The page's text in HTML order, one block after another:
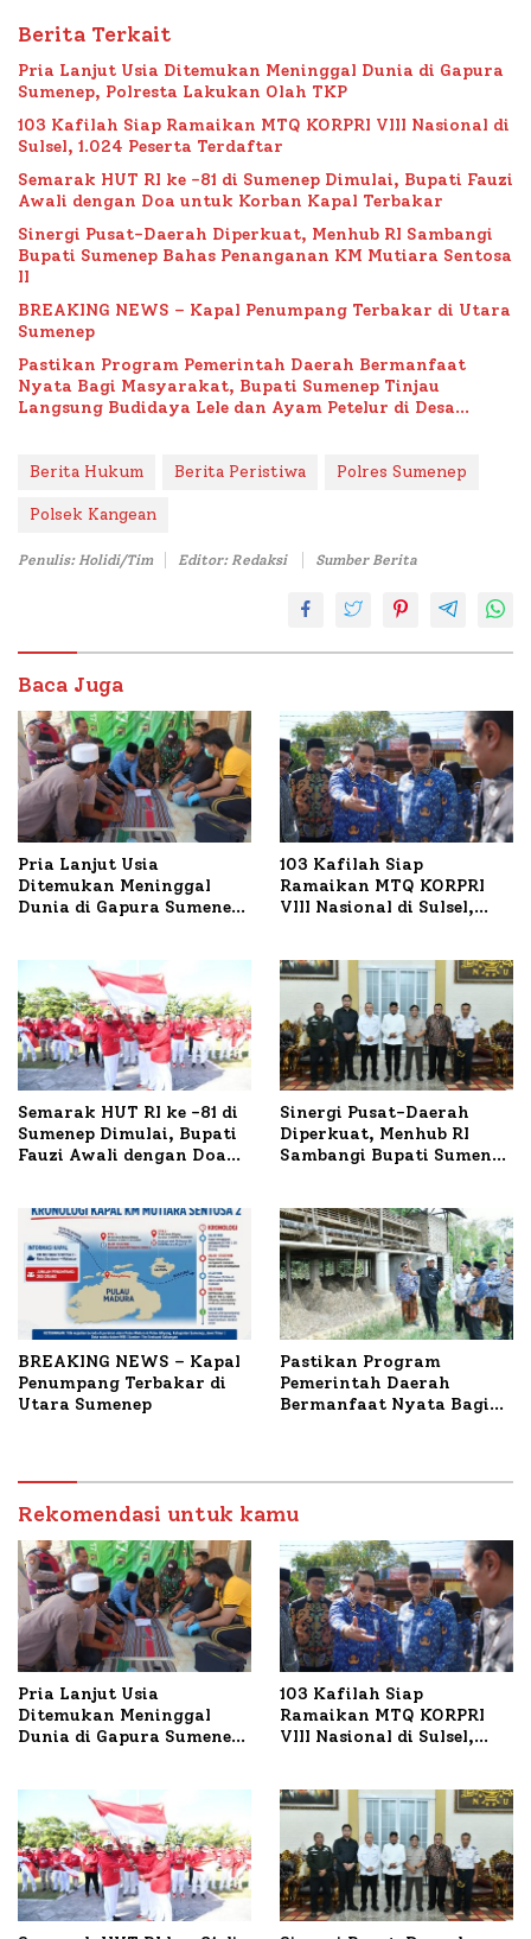
Berita Terkait
Pria Lanjut Usia Ditemukan Meninggal Dunia di Gapura
Sumenep, Polresta Lakukan Olah TKP
103 Kafilah Siap Ramaikan MTQ KORPRI VIII Nasional di
Sulsel, 1.024 Peserta Terdaftar
Semarak HUT RI ke -81 di Sumenep Dimulai, Bupati Fauzi
Awali dengan Doa untuk Korban Kapal Terbakar
Sinergi Pusat-Daerah Diperkuat, Menhub RI Sambangi
Bupati Sumenep Bahas Penanganan KM Mutiara Sentosa
II
BREAKING NEWS – Kapal Penumpang Terbakar di Utara
Sumenep
Pastikan Program Pemerintah Daerah Bermanfaat
Nyata Bagi Masyarakat, Bupati Sumenep Tinjau
Langsung Budidaya Lele dan Ayam Petelur di Desa
Berita Hukum Berita Peristiwa Polres Sumenep
Polsek Kangean
Penulis: Holidi/Tim Editor: Redaksi Sumber Berita
Baca Juga
Pria Lanjut Usia
Ditemukan Meninggal
Dunia di Gapura Sumenep,
103 Kafilah Siap
Ramaikan MTQ KORPRI
VIII Nasional di Sulsel,
Semarak HUT RI ke -81 di
Sumenep Dimulai, Bupati
Fauzi Awali dengan Doa
Sinergi Pusat-Daerah
Diperkuat, Menhub RI
Sambangi Bupati Sumenep
BREAKING NEWS – Kapal
Penumpang Terbakar di
Utara Sumenep
Pastikan Program
Pemerintah Daerah
Bermanfaat Nyata Bagi
Petelur di Desa Bataal
Timur
Rekomendasi untuk kamu
Pria Lanjut Usia
Ditemukan Meninggal
Dunia di Gapura Sumenep,
103 Kafilah Siap
Ramaikan MTQ KORPRI
VIII Nasional di Sulsel,